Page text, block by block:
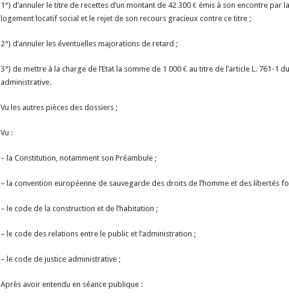
1°) d’annuler le titre de recettes d’un montant de 42 300 € émis à son encontre par
logement locatif social et le rejet de son recours gracieux contre ce titre ;
2°) d’annuler les éventuelles majorations de retard ;
3°) de mettre à la charge de l’Etat la somme de 1 000 € au titre de l’article L. 761-1
administrative.
Vu les autres pièces des dossiers ;
Vu :
– la Constitution, notamment son Préambule ;
– la convention européenne de sauvegarde des droits de l’homme et des libertés
– le code de la construction et de l’habitation ;
– le code des relations entre le public et l’administration ;
– le code de justice administrative ;
Après avoir entendu en séance publique :